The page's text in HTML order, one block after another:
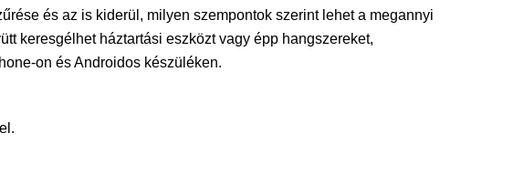
és az is kiderül, milyen szempontok szerint lehet a megannyi
keresgélhet háztartási eszközt vagy épp hangszereket,
on és Androidos készüléken.